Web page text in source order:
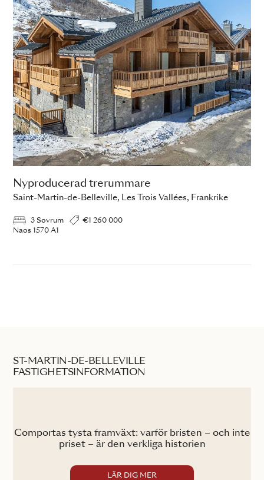
Nyproducerad trerummare
Saint-Martin-de-Belleville, Les Trois Vallées, Frankrike
3 Sovrum
€1 260 000
Naos 1570 A1
ST-MARTIN-DE-BELLEVILLE
FASTIGHETSINFORMATION
Comportas tysta framväxt: varför bristen – och inte
priset – är den verkliga historien
LÄR DIG MER